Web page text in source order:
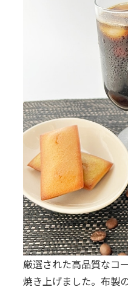
厳選された高品質なコ
焼き上げました。布製